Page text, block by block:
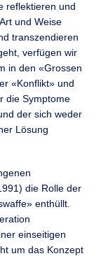
reflektieren und
und Weise
transzendieren
verfügen wir
in den «Grossen
«Konflikt» und
die Symptome
der sich weder
Lösung
die Rolle der
enthüllt.
einseitigen
um das Konzept